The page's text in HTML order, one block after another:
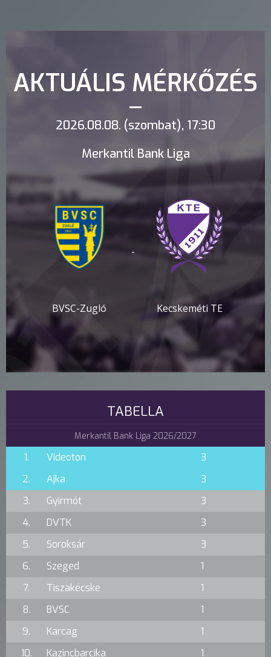
AKTUÁLIS MÉRKŐZÉS
2026.08.08. (szombat), 17:30
Merkantil Bank Liga
BVSC-Zugló
-
Kecskeméti TE
TABELLA
Merkantil Bank Liga 2026/2027
1. Videoton
3
2.
Ajka
3
3.
Gyirmót
3
4.
DVTK
3
5.
Soroksár
3
6.
Szeged
1
7.
Tiszakécske
1
8.
BVSC
1
9.
Karcag
1
10.
Kazincbarcika 1